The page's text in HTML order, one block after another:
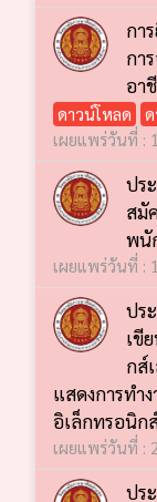
กา
กา
อา
ดาวน์โหลด
เผยแพร่วันที่ :
ปร
สมั
พนั
เผยแพร่วันที่ :
ปร
เขี
กส์
แสดงการทำ
อิเล็กทรอนิก
เผยแพร่วันที่ :
ปร